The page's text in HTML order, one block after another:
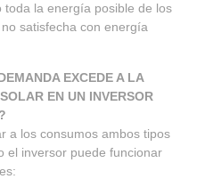
la energía posible de los
satisfecha con energía
EXCEDE A LA
EN UN INVERSOR
a los consumos ambos tipos
el inversor puede funcionar